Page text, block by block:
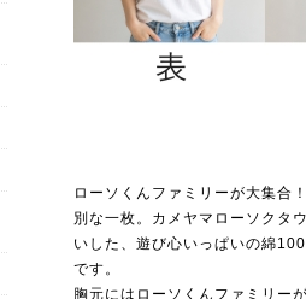
ローソくんファミリーが大集合
別な一枚。カメヤマローソクタ
いした、遊び心いっぱいの綿
です。
胸元にはローソくんファミリー